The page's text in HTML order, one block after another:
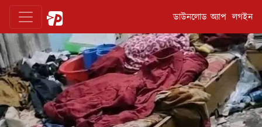
ডাউনলোড অ্যাপ লগইন